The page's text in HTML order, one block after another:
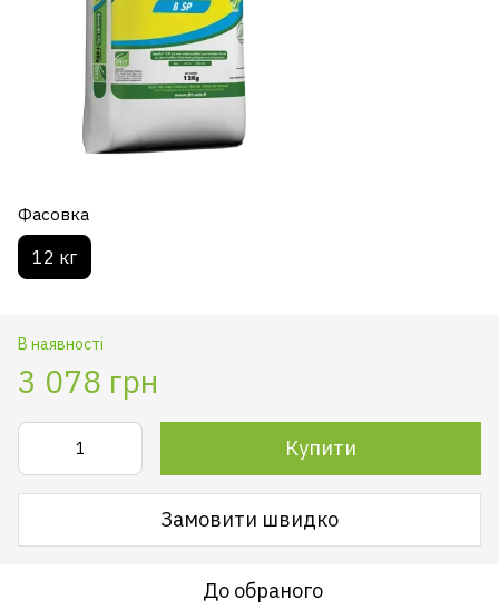
Фасовка
12 кг
В наявності
3 078 грн
Купити
Замовити швидко
До обраного